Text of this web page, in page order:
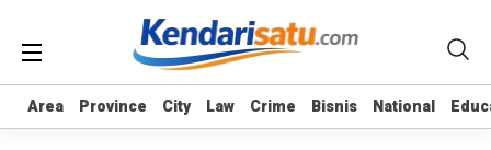
Area Province City Law Crime Bisnis National
Area Province City Law Crime Bisnis National